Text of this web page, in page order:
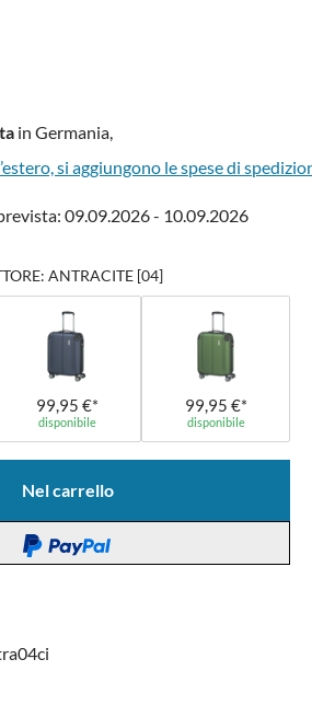
in Germania,
si aggiungono le spese di
09.09.2026 - 10.09.2026
ANTRACITE [04]
99,95 €*
disponibile
99,95 €*
disponibile
Nel carrello